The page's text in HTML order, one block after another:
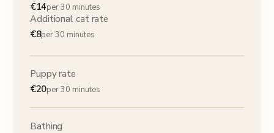
€14per 30 minutes
Additional cat rate
€8per 30 minutes
Puppy rate
€20per 30 minutes
Bathing